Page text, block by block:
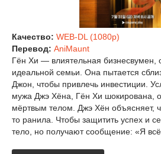
Качество: WEB-DL (1080p)
Перевод: AniMaunt
Гён Хи — влиятельная бизнесвумен,
идеальной семьи. Она пытается
Джон, чтобы привлечь инвестиции.
мужа Джэ Хёна, Гён Хи шокирована,
мёртвым телом. Джэ Хён объясняет,
то ранила. Чтобы защитить успех и
тело, но получают сообщение: «Я всё